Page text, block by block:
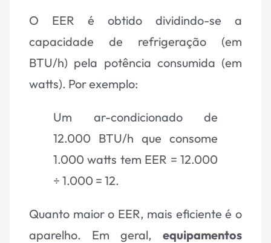
O EER é obtido dividindo-se a
capacidade de refrigeração (em
BTU/h) pela potência consumida (em
watts). Por exemplo:
Um ar-condicionado de
12.000 BTU/h que consome
1.000 watts tem EER = 12.000
÷ 1.000 = 12.
Quanto maior o EER, mais eficiente é o
aparelho. Em geral, equipamentos